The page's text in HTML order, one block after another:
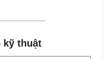
kỹ thuật